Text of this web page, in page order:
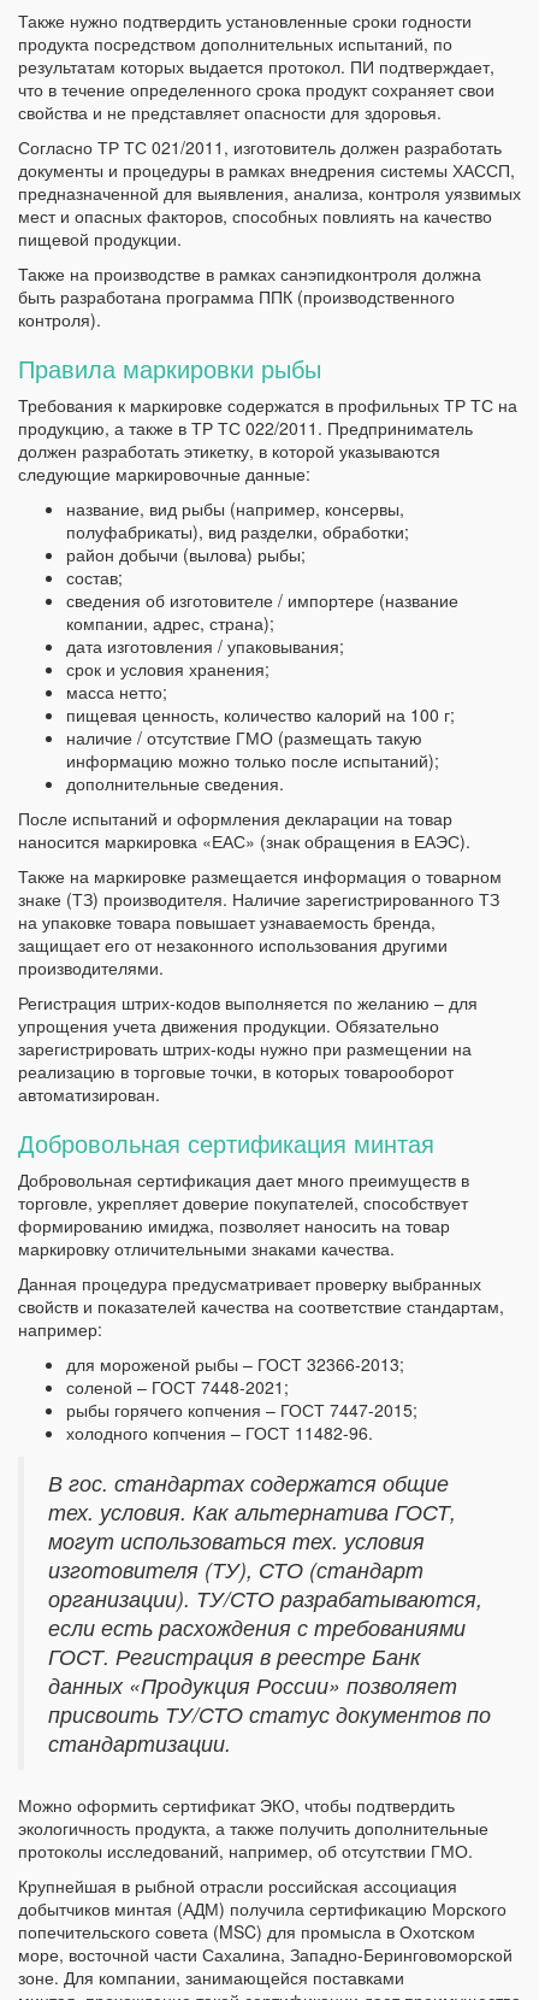
Также нужно подтвердить установленные сроки годности
продукта посредством дополнительных испытаний, по
результатам которых выдается протокол. ПИ подтверждает,
что в течение определенного срока продукт сохраняет свои
свойства и не представляет опасности для здоровья.
Согласно ТР ТС 021/2011, изготовитель должен разработать
документы и процедуры в рамках внедрения системы ХАССП,
предназначенной для выявления, анализа, контроля уязвимых
мест и опасных факторов, способных повлиять на качество
пищевой продукции.
Также на производстве в рамках санэпидконтроля должна
быть разработана программа ППК (производственного
контроля).
Правила маркировки рыбы
Требования к маркировке содержатся в профильных ТР ТС на
продукцию, а также в ТР ТС 022/2011. Предприниматель
должен разработать этикетку, в которой указываются
следующие маркировочные данные:
название, вид рыбы (например, консервы,
полуфабрикаты), вид разделки, обработки;
район добычи (вылова) рыбы;
состав;
сведения об изготовителе / импортере (название
компании, адрес, страна);
дата изготовления / упаковывания;
срок и условия хранения;
масса нетто;
пищевая ценность, количество калорий на 100 г;
наличие / отсутствие ГМО (размещать такую
информацию можно только после испытаний);
дополнительные сведения.
После испытаний и оформления декларации на товар
наносится маркировка «ЕАС» (знак обращения в ЕАЭС).
Также на маркировке размещается информация о товарном
знаке (ТЗ) производителя. Наличие зарегистрированного ТЗ
на упаковке товара повышает узнаваемость бренда,
защищает его от незаконного использования другими
производителями.
Регистрация штрих-кодов выполняется по желанию – для
упрощения учета движения продукции. Обязательно
зарегистрировать штрих-коды нужно при размещении на
реализацию в торговые точки, в которых товарооборот
автоматизирован.
Добровольная сертификация минтая
Добровольная сертификация дает много преимуществ в
торговле, укрепляет доверие покупателей, способствует
формированию имиджа, позволяет наносить на товар
маркировку отличительными знаками качества.
Данная процедура предусматривает проверку выбранных
свойств и показателей качества на соответствие стандартам,
например:
для мороженой рыбы – ГОСТ 32366-2013;
соленой – ГОСТ 7448-2021;
рыбы горячего копчения – ГОСТ 7447-2015;
холодного копчения – ГОСТ 11482-96.
В гос. стандартах содержатся общие
тех. условия. Как альтернатива ГОСТ,
могут использоваться тех. условия
изготовителя (ТУ), СТО (стандарт
организации). ТУ/СТО разрабатываются,
если есть расхождения с требованиями
ГОСТ. Регистрация в реестре Банк
данных «Продукция России» позволяет
присвоить ТУ/СТО статус документов по
стандартизации.
Можно оформить сертификат ЭКО, чтобы подтвердить
экологичность продукта, а также получить дополнительные
протоколы исследований, например, об отсутствии ГМО.
Крупнейшая в рыбной отрасли российская ассоциация
добытчиков минтая (АДМ) получила сертификацию Морского
попечительского совета (MSC) для промысла в Охотском
море, восточной части Сахалина, Западно-Беринговоморской
зоне. Для компании, занимающейся поставками